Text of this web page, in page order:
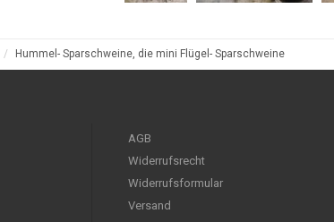
Hummel- Sparschweine, die mini Flügel- Sparschweine
AGB
Widerrufsrecht
Widerrufsformular
Versand